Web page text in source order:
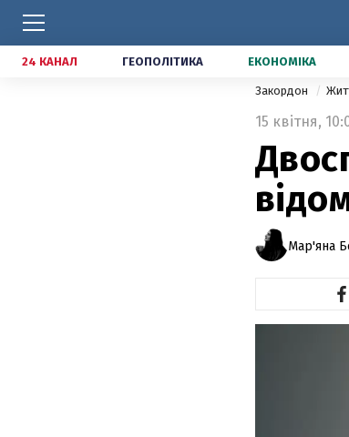
24 КАНАЛ ГЕОПОЛІТИКА ЕКОНОМІКА
Закордон
15 квітня,
Мар'яна